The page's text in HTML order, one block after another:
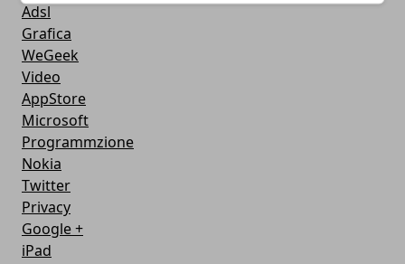
Adsl
Grafica
WeGeek
Video
AppStore
Microsoft
Programmzione
Nokia
Twitter
Privacy
Google +
iPad